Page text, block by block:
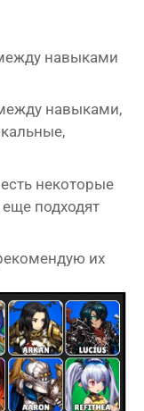
навыками
навыками,
некоторые
еще подходят
их